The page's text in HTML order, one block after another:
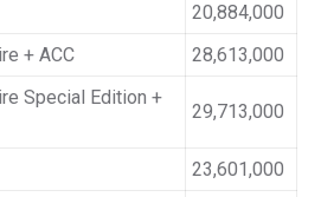
20,884,000
+ ACC
28,613,000
Special Edition +
29,713,000
23,601,000